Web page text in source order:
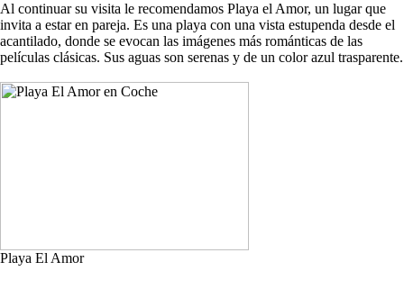
Al continuar su visita le recomendamos Playa el Amor, un lugar que
invita a estar en pareja. Es una playa con una vista estupenda desde el
acantilado, donde se evocan las imágenes más románticas de las
películas clásicas. Sus aguas son serenas y de un color azul trasparente.
Playa El Amor